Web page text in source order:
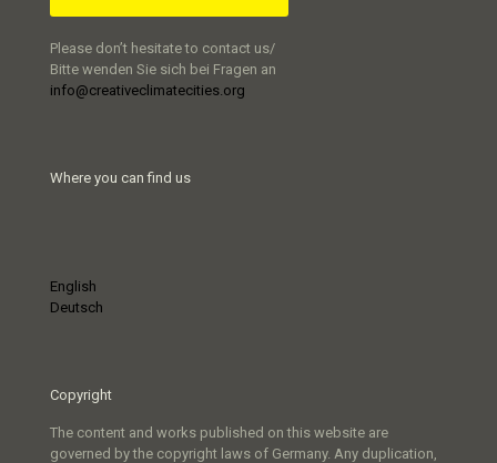
Please don’t hesitate to contact us/
Bitte wenden Sie sich bei Fragen an
info@creativeclimatecities.org
Where you can find us
English
Deutsch
Copyright
The content and works published on this website are
governed by the copyright laws of Germany. Any duplication,